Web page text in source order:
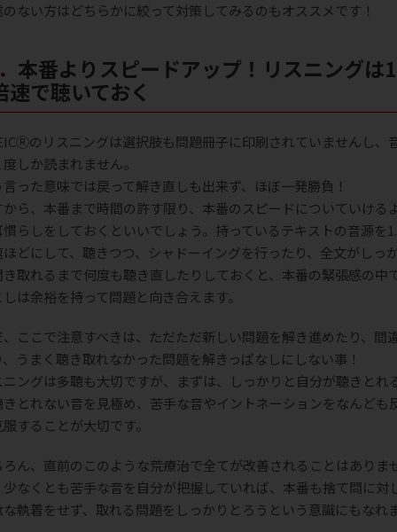
ない方はどちらかに絞って対策してみるのもオススメです！
1.2
速で聴いておく
のリスニングは選択肢も問題冊子に印刷されていませんし、
しか読まれません。
った意味では戻って解き直しも出来ず、ほぼ一発勝負！
ら、本番まで時間の許す限り、本番のスピードについていける
らしをしておくといいでしょう。持っているテキストの音源を
どにして、聴きつつ、シャドーイングを行ったり、全文がしっ
取れるまで何度も聴き直したりしておくと、本番の緊張感の中
は余裕を持って問題と向き合えます。
ここで注意すべきは、ただただ新しい問題を解き進めたり、間
うまく聴き取れなかった問題を解きっぱなしにしない事！
ニングは多聴も大切ですが、まずは、しっかりと自分が聴きとれ
きとれない音を見極め、苦手な音やイントネーションをなんども
することが大切です。
ろん、直前のこのような荒療治で全てが改善されることはありま
少なくとも苦手な音を自分が把握していれば、本番も捨て問に対
執着をせず、取れる問題をしっかりとろうという意識にもなれ